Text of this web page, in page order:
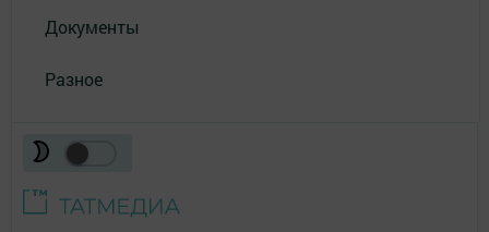
Документы
Разное